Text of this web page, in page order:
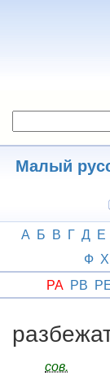
Малый
А Б В Г Д Е
Ф Х
РА РВ
сов.